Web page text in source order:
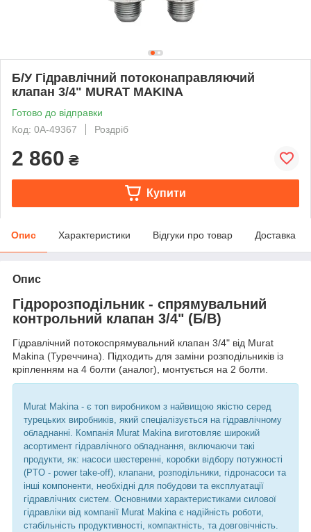
Б/У Гідравлічний потоконаправляючий
клапан 3/4" MURAT MAKINA
Готово до відправки
Код: 0А-49367
Роздріб
2 860 ₴
Купити
Опис Характеристики Відгуки про товар Доставка
Опис
Гідророзподільник - спрямувальний
контрольний клапан 3/4" (Б/В)
Гідравлічний потокоспрямувальний клапан 3/4" від Murat
Makina (Туреччина). Підходить для заміни розподільників із
кріпленням на 4 болти (аналог), монтується на 2 болти.
Murat Makina - є топ виробником з найвищою якістю серед
турецьких виробників, який спеціалізується на гідравлічному
обладнанні. Компанія Murat Makina виготовляє широкий
асортимент гідравлічного обладнання, включаючи такі
продукти, як: насоси шестеренні, коробки відбору потужності
(PTO - power take-off), клапани, розподільники, гідронасоси та
інші компоненти, необхідні для побудови та експлуатації
гідравлічних систем. Основними характеристиками силової
гідравліки від компанії Murat Makina є надійність роботи,
стабільність продуктивності, компактність, та довговічність.